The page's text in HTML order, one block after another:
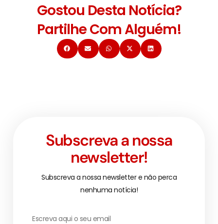
Gostou Desta Notícia?
Partilhe Com Alguém!
Subscreva a nossa
newsletter!
Subscreva a nossa newsletter e não perca
nenhuma notícia!